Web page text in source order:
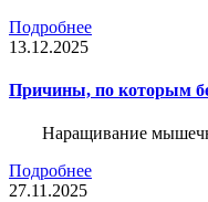
Подробнее
13.12.2025
Причины, по которым
Наращивание
Подробнее
27.11.2025